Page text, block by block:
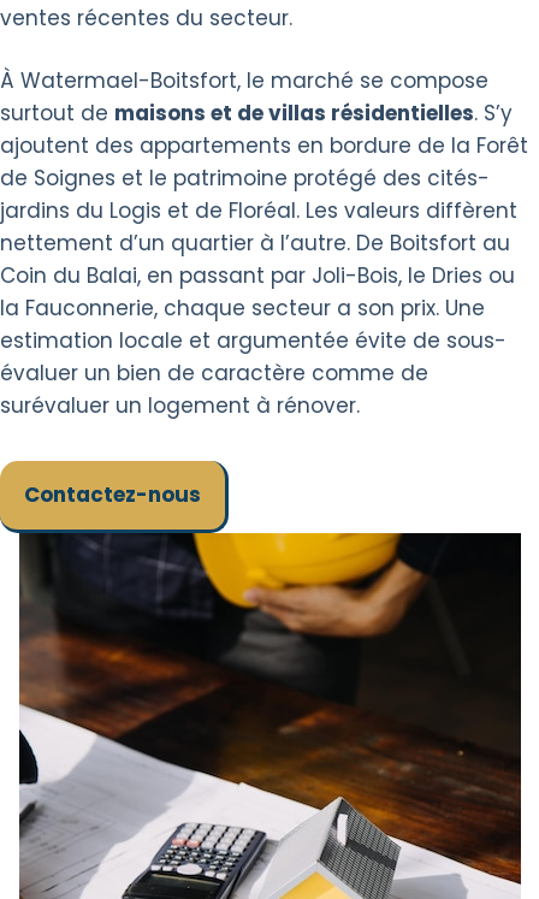
ventes récentes du secteur.
À Watermael-Boitsfort, le marché se compose
surtout de maisons et de villas résidentielles. S’y
ajoutent des appartements en bordure de la Forêt
de Soignes et le patrimoine protégé des cités-
jardins du Logis et de Floréal. Les valeurs diffèrent
nettement d’un quartier à l’autre. De Boitsfort au
Coin du Balai, en passant par Joli-Bois, le Dries ou
la Fauconnerie, chaque secteur a son prix. Une
estimation locale et argumentée évite de sous-
évaluer un bien de caractère comme de
surévaluer un logement à rénover.
Contactez-nous